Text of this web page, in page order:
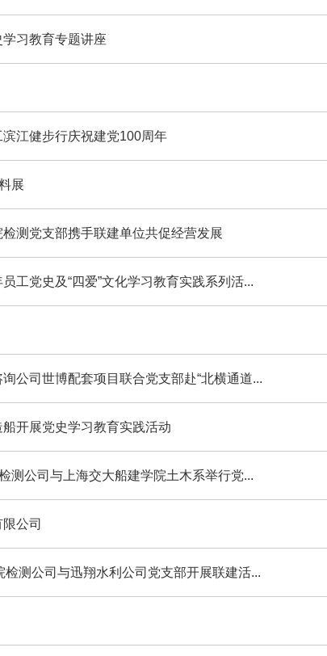
习教育专题讲座
江健步行庆祝建党100周年
展
测党支部携手联建单位共促经营发展
党史及“四爱”文化学习教育实践系列活...
公司世博配套项目联合党支部赴“北横通道...
开展党史学习教育实践活动
测公司与上海交大船建学院土木系举行党...
公司
测公司与迅翔水利公司党支部开展联建活...